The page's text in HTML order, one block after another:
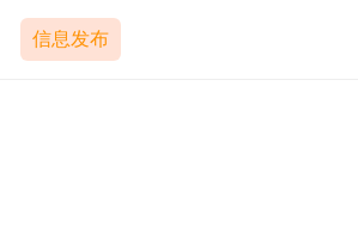
信息发布